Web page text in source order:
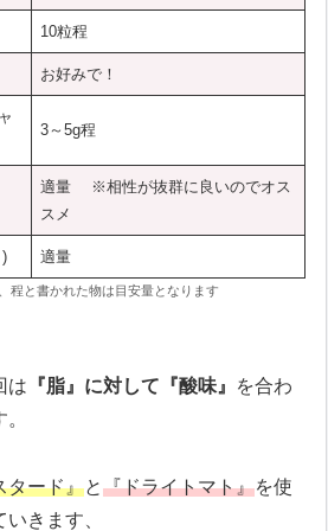
10粒程
お好みで！
3～5g程
適量 ※相性が抜群に良いのでオス
スメ
適量
と書かれた物は目安量となります
は 『脂』に対して『酸味』
を合わ
タード』と『ドライトマト』を使
きます、